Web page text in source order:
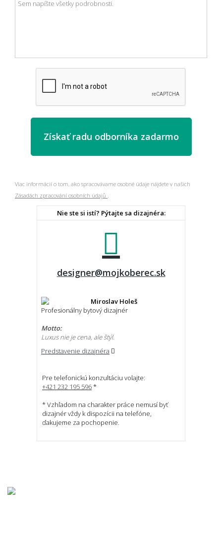
Viac informácií o tom, ako spracovávame osobné údaje nájdete v našich
Zásadách zpracování osobních údajů
Nie ste si istí? Pýtajte sa dizajnéra:
designer@mojkoberec.sk
Miroslav Holeš
Profesionálny bytový dizajnér
Motto:
Luxus nie je cena, ale štýl.
Predstavenie dizajnéra
Pre telefonickú konzultáciu volajte:
+421 232 195 596*
* Vzhľadom na charakter práce nemusí byť
dizajnér vždy k dispozícii na telefóne,
ďakujeme za pochopenie.